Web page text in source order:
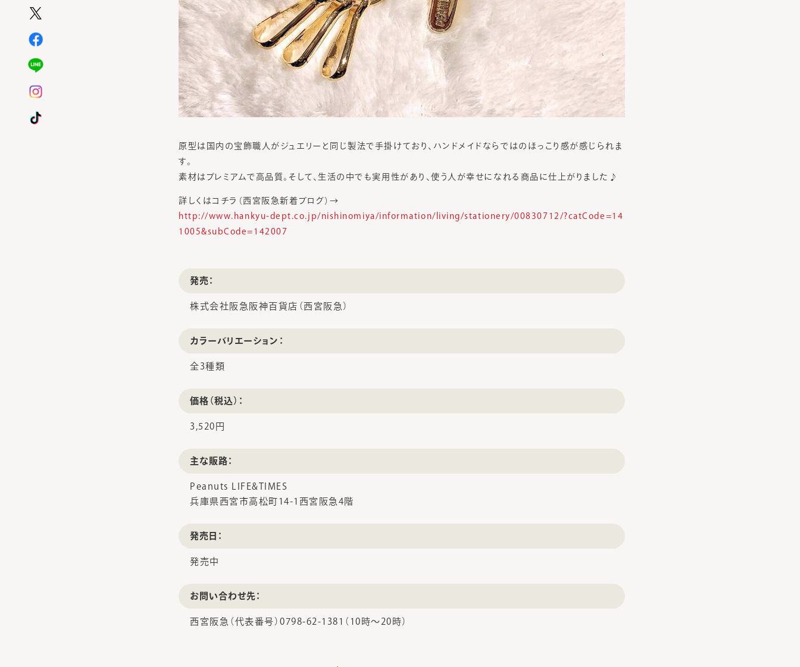
原型は国内の宝飾職人がジュエリーと同じ製法で手掛けており、ハンドメイドならではのほっこり感が感じられま
す。
素材はプレミアムで高品質。そして、生活の中でも実用性があり、使う人が幸せになれる商品に仕上がりました♪
詳しくはコチラ（西宮阪急新着ブログ）→
http://www.hankyu-dept.co.jp/nishinomiya/information/living/stationery/00830712/?catCode=14
1005&subCode=142007
発売：
株式会社阪急阪神百貨店（西宮阪急）
カラーバリエーション：
全3種類
価格（税込）：
3,520円
主な販路：
Peanuts LIFE&TIMES
兵庫県西宮市高松町14-1西宮阪急4階
発売日：
発売中
お問い合わせ先：
西宮阪急（代表番号）0798-62-1381（10時～20時）